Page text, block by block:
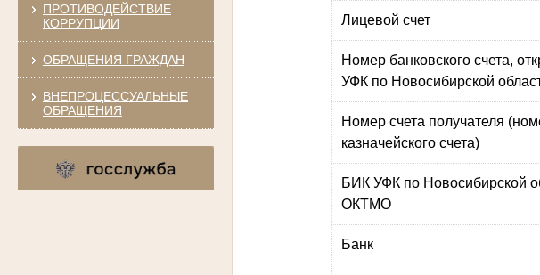
ПРОТИВОДЕЙСТВИЕ
КОРРУПЦИИ
ОБРАЩЕНИЯ ГРАЖДАН
ВНЕПРОЦЕССУАЛЬНЫЕ
ОБРАЩЕНИЯ
Лицевой счет
Номер банковского счета,
УФК по Новосибирской
Номер счета получателя
казначейского счета)
БИК УФК по Новосибирской
ОКТМО
Банк